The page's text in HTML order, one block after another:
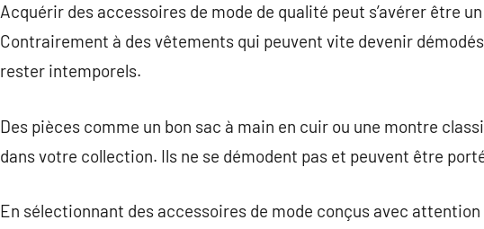
Acquérir des accessoires de mode de qualité peut s’avérer être
Contrairement à des vêtements qui peuvent vite devenir
rester intemporels.
Des pièces comme un bon sac à main en cuir ou une montre
dans votre collection. Ils ne se démodent pas et peuvent être
En sélectionnant des accessoires de mode conçus avec